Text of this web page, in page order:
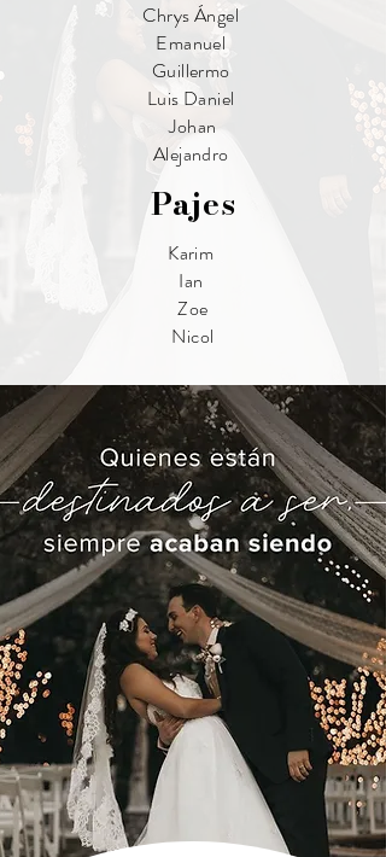
Chrys Ángel
Emanuel
Guillermo
Luis Daniel
Johan
Alejandro
Pajes
Karim
Ian
Zoe
Nicol